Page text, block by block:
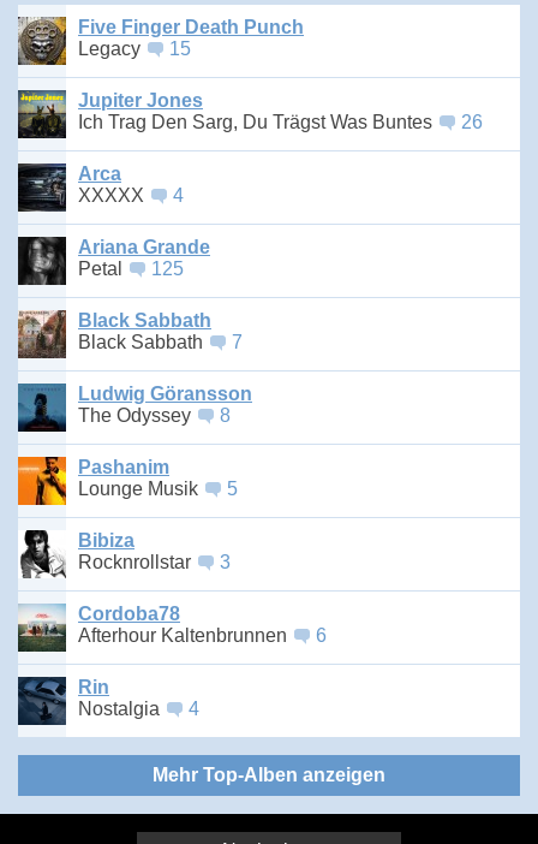
Five Finger Death Punch
Legacy
15
Jupiter Jones
Ich Trag Den Sarg, Du Trägst Was Buntes
26
Arca
XXXXX
4
Ariana Grande
Petal
125
Black Sabbath
Black Sabbath
7
Ludwig Göransson
The Odyssey
8
Pashanim
Lounge Musik
5
Bibiza
Rocknrollstar
3
Cordoba78
Afterhour Kaltenbrunnen
6
Rin
Nostalgia
4
Mehr Top-Alben anzeigen